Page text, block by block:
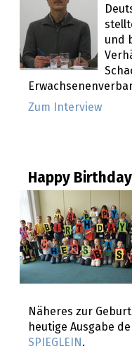
und
Zum Interview
Happy
Näheres zur
heutige Ausgabe
SPIEGLEIN .